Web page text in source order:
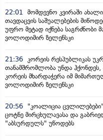
22:01
მომდევნო კვირაში
თავდაცვის საშუალებების
უფრო მეტად იქნება საგრძნობი
ვოლოდიმირ ზელენსკი
21:36
კორეის რესპუბლიკას
თანამშრომლობა უნდა
კორეის მხარდაჭერა იმ
ვოლოდიმირ ზელენსკი
20:56
"კოალიცია ცვლილებები"
ცოტნე მირცხულავასა და
"აბსურდულს" უწოდებს